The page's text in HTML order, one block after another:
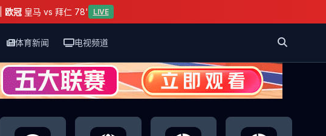
欧冠皇马 vs 拜仁 78' LIVE
体育新闻 电视频道